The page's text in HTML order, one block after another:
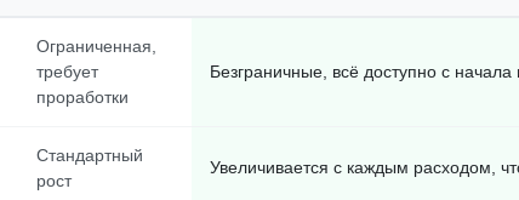
Ограниченная,
требует
проработки
Безграничные, всё доступно с начала
Стандартный
рост
Увеличивается с каждым расходом,